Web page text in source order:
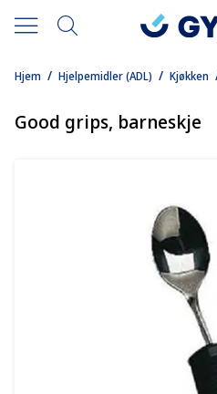
/
Hjem /
Hjelpemidler (ADL) Kjøkken
Good grips, barneskje